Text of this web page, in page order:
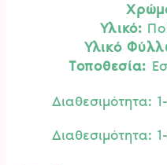
Υλικό:
Υλικό
Τοποθεσία:
Διαθεσιμότητα:
Διαθεσιμότητα: